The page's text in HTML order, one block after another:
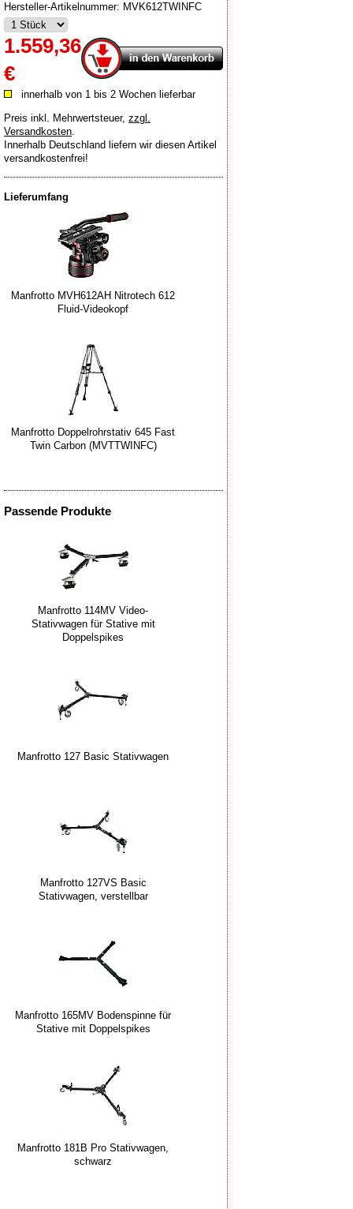
Hersteller-Artikelnummer: MVK612TWINFC
1.559,36
€
innerhalb von 1 bis 2 Wochen lieferbar
Preis inkl. Mehrwertsteuer, zzgl.
Versandkosten
Innerhalb Deutschland liefern wir diesen Artikel
versandkostenfrei!
Lieferumfang
Manfrotto MVH612AH Nitrotech 612
Fluid-Videokopf
Manfrotto Doppelrohrstativ 645 Fast
Twin Carbon (MVTTWINFC)
Passende Produkte
Manfrotto 114MV Video-
Stativwagen für Stative mit
Doppelspikes
Manfrotto 127 Basic Stativwagen
Manfrotto 127VS Basic
Stativwagen, verstellbar
Manfrotto 165MV Bodenspinne für
Stative mit Doppelspikes
Manfrotto 181B Pro Stativwagen,
schwarz